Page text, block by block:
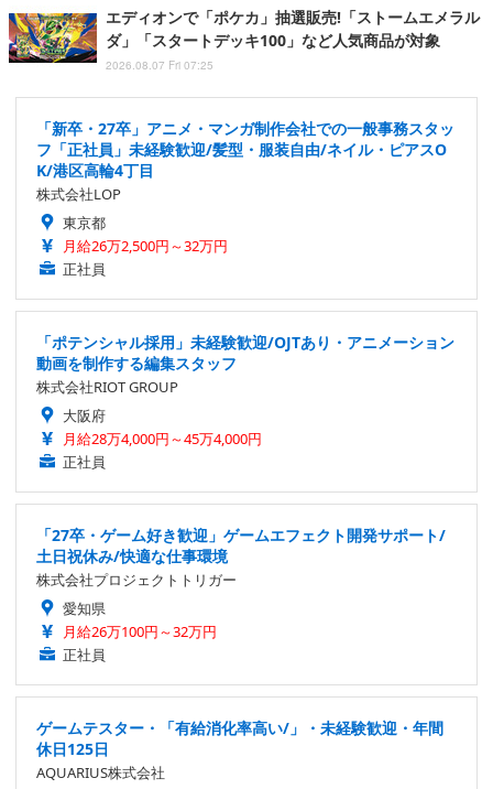
エディオンで「ポケカ」抽選販売!「ストームエメラル
ダ」「スタートデッキ100」など人気商品が対象
2026.08.07 Fri 07:25
「新卒・27卒」アニメ・マンガ制作会社での一般事務スタッ
フ「正社員」未経験歓迎/髪型・服装自由/ネイル・ピアスO
K/港区高輪4丁目
株式会社LOP
東京都
月給26万2,500円～32万円
正社員
「ポテンシャル採用」未経験歓迎/OJTあり・アニメーション
動画を制作する編集スタッフ
株式会社RIOT GROUP
大阪府
月給28万4,000円～45万4,000円
正社員
「27卒・ゲーム好き歓迎」ゲームエフェクト開発サポート/
土日祝休み/快適な仕事環境
株式会社プロジェクトトリガー
愛知県
月給26万100円～32万円
正社員
ゲームテスター・「有給消化率高い/」・未経験歓迎・年間
休日125日
AQUARIUS株式会社